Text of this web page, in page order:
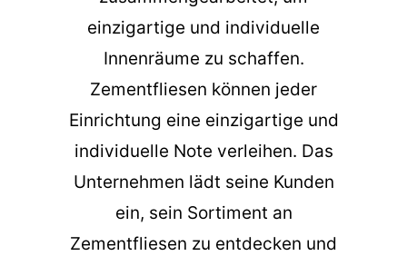
einzigartige und individuelle
Innenräume zu schaffen.
Zementfliesen können jeder
Einrichtung eine einzigartige und
individuelle Note verleihen. Das
Unternehmen lädt seine Kunden
ein, sein Sortiment an
Zementfliesen zu entdecken und